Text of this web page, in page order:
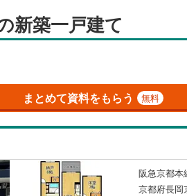
新築一戸建て
まとめて資料をもらう 無料
阪急京都本
京都府長岡
新潟 長野
大阪 兵庫
鳥取 島根 岡
徳島 愛
山科区
35)
城陽市(21)
八幡市(41)
南丹市(6)
久世郡久御山町
京都市営地下鉄烏丸線
叡山電鉄叡山本線(0)
京阪宇治線(0)
京阪石清水八幡宮参道ケーブル(0)
京都丹後鉄道宮福線(0)
配置、向き、建ち方、日当たり
平坦地（1）
LD
リビングダイニング15畳以上
1）
マ